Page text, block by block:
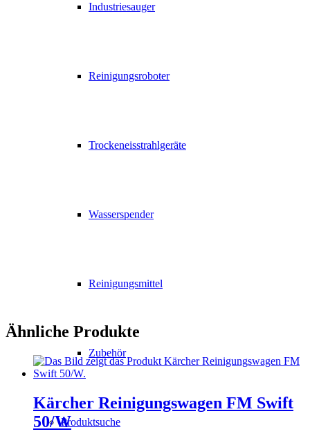
Industriesauger
Reinigungsroboter
Trockeneisstrahlgeräte
Wasserspender
Reinigungsmittel
Zubehör
Produktsuche
Ähnliche Produkte
Kärcher Reinigungswagen FM Swift
50/W